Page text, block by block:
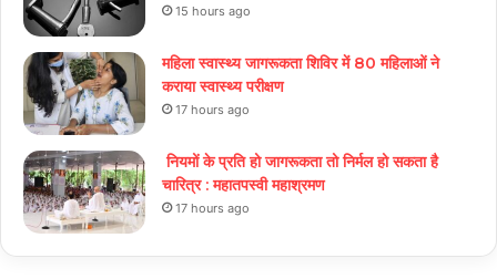
15 hours ago
महिला स्वास्थ्य जागरूकता शिविर में 80 महिलाओं ने
कराया स्वास्थ्य परीक्षण
17 hours ago
नियमों के प्रति हो जागरूकता तो निर्मल हो सकता है
चारित्र : महातपस्वी महाश्रमण
17 hours ago